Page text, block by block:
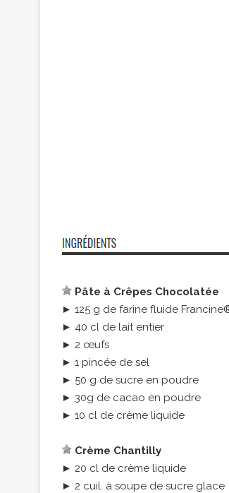
Pâte à Crêpes Chocolatée
► 125 g de farine fluide
► 40 cl de lait entier
► 2 œufs
► 1 pincée de sel
► 50 g de sucre en poudre
► 30g de cacao en poudre
► 10 cl de crème liquide
Crème Chantilly
► 20 cl de crème liquide
► 2 cuil. à soupe de sucre glace